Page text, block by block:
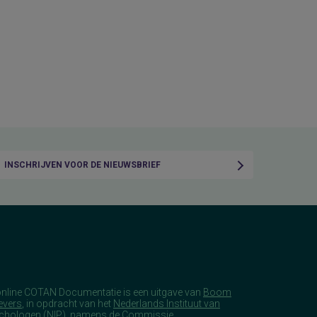
INSCHRIJVEN VOOR DE NIEUWSBRIEF
COTAN Documentatie is een uitgave van Boom
, in opdracht van het Nederlands Instituut van